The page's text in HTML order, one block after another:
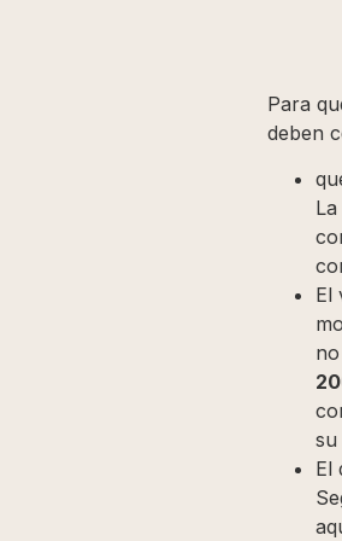
Para
deben
La
El
su
El